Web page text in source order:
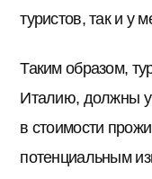
туристов, так и у
Таким образом,
Италию, должны
в стоимости
потенциальным